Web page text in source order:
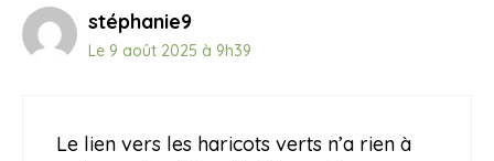
stéphanie9
Le 9 août 2025 à 9h39
Le lien vers les haricots verts n’a rien à